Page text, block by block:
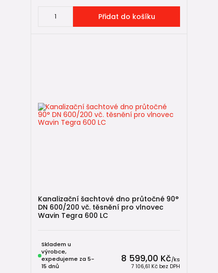
Přidat do košíku
Kanalizační šachtové dno průtočné 90°
DN 600/200 vč. těsnění pro vlnovec
Wavin Tegra 600 LC
8 599,00 Kč/ks
7 106,61 Kč bez DPH
Skladem u
výrobce,
expedujeme za 5-
15 dnů